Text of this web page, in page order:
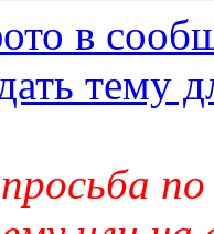
в
тему